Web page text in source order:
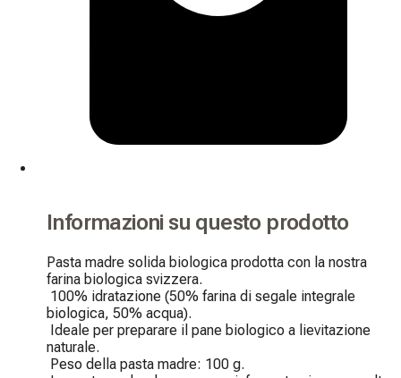
Informazioni su questo prodotto
Pasta madre solida biologica prodotta con la nostra
farina biologica svizzera.
biologica, 50% acqua).
naturale.